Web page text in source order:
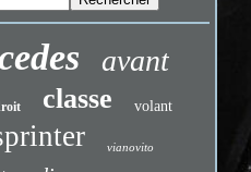
avant
classe volant
vianovito